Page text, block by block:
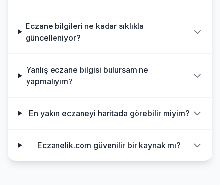
Eczane bilgileri ne kadar sıklıkla
güncelleniyor?
Yanlış eczane bilgisi bulursam ne
yapmalıyım?
En yakın eczaneyi haritada görebilir miyim?
Eczanelik.com güvenilir bir kaynak mı?